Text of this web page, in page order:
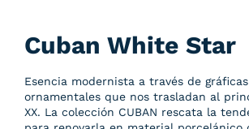
Cuban White Star
Esencia modernista a través de
ornamentales que nos trasladan al
XX. La colección CUBAN rescata la